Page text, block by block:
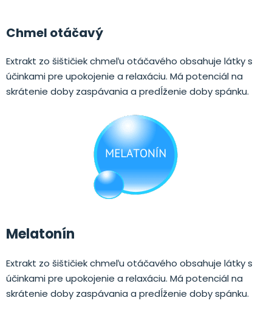
Chmel otáčavý
Extrakt zo šištičiek chmeľu otáčavého obsahuje látky s
účinkami pre upokojenie a relaxáciu. Má potenciál na
skrátenie doby zaspávania a predĺženie doby spánku.
Melatonín
Extrakt zo šištičiek chmeľu otáčavého obsahuje látky s
účinkami pre upokojenie a relaxáciu. Má potenciál na
skrátenie doby zaspávania a predĺženie doby spánku.